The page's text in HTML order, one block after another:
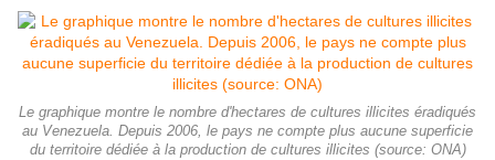
Le graphique montre le nombre d'hectares de cultures illicites éradiqués
au Venezuela. Depuis 2006, le pays ne compte plus aucune superficie
du territoire dédiée à la production de cultures illicites (source: ONA)